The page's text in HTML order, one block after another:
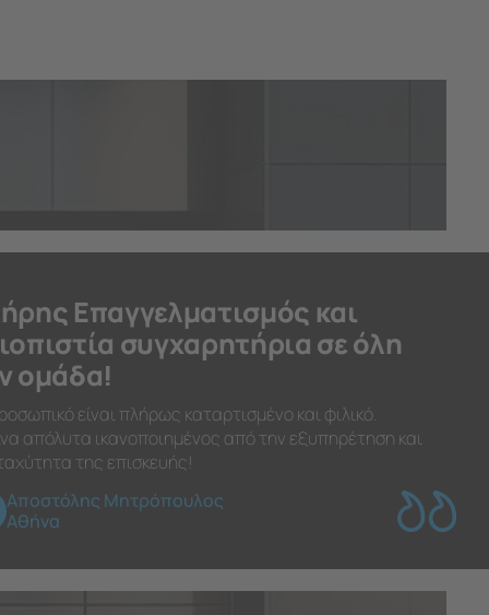
Επαγγελματισμός και
συγχαρητήρια σε όλη
ομάδα!
είναι πλήρως καταρτισμένο και φιλικό.
απόλυτα ικανοποιημένος από την εξυπηρέτηση και
της επισκευής!
Αποστόλης Μητρόπουλος
Αθήνα